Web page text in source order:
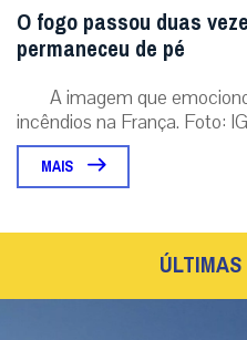
O fogo passou duas
permaneceu de pé
A imagem que
incêndios na França. Foto:
MAIS